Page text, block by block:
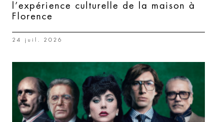
l’expérience culturelle de la maison à
Florence
24 juil. 2026